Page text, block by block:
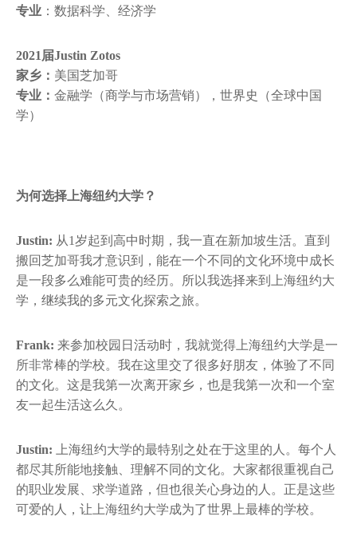
专业 ：数据科学、经济学
2021届Justin Zotos​
家乡： 美国芝加哥
专业： 金融学（商学与市场营销），世界史（全球中国
学）
为何选择上海纽约大学？
Justin: 从1岁起到高中时期，我一直在新加坡生活。直到
搬回芝加哥我才意识到，能在一个不同的文化环境中成长
是一段多么难能可贵的经历。所以我选择来到上海纽约大
学，继续我的多元文化探索之旅。
Frank: 来参加校园日活动时，我就觉得上海纽约大学是一
所非常棒的学校。我在这里交了很多好朋友，体验了不同
的文化。这是我第一次离开家乡，也是我第一次和一个室
友一起生活这么久。
Justin: 上海纽约大学的最特别之处在于这里的人。每个人
都尽其所能地接触、理解不同的文化。大家都很重视自己
的职业发展、求学道路，但也很关心身边的人。正是这些
可爱的人，让上海纽约大学成为了世界上最棒的学校。